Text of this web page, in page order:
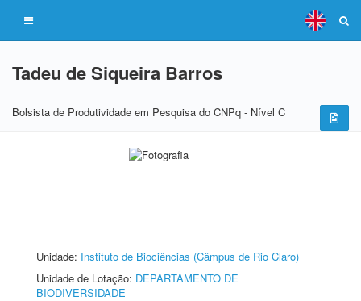
Tadeu de Siqueira Barros
Bolsista de Produtividade em Pesquisa do CNPq - Nível C
Unidade: Instituto de Biociências (Câmpus de Rio Claro)
Unidade de Lotação: DEPARTAMENTO DE
BIODIVERSIDADE